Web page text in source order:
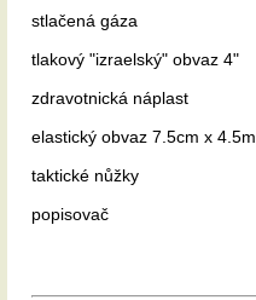
stlačená gáza
tlakový "izraelský" obvaz 4"
zdravotnická náplast
elastický obvaz 7.5cm x 4.5m
taktické nůžky
popisovač